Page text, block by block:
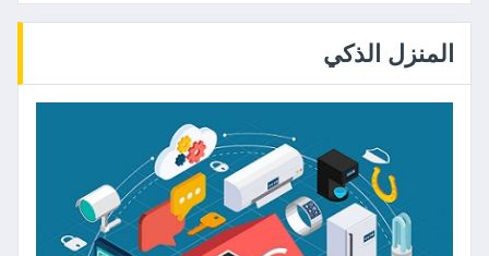
المنزل الذكي